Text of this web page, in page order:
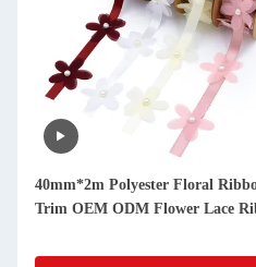
40mm*2m Polyester Floral
Trim OEM ODM Flower Lace